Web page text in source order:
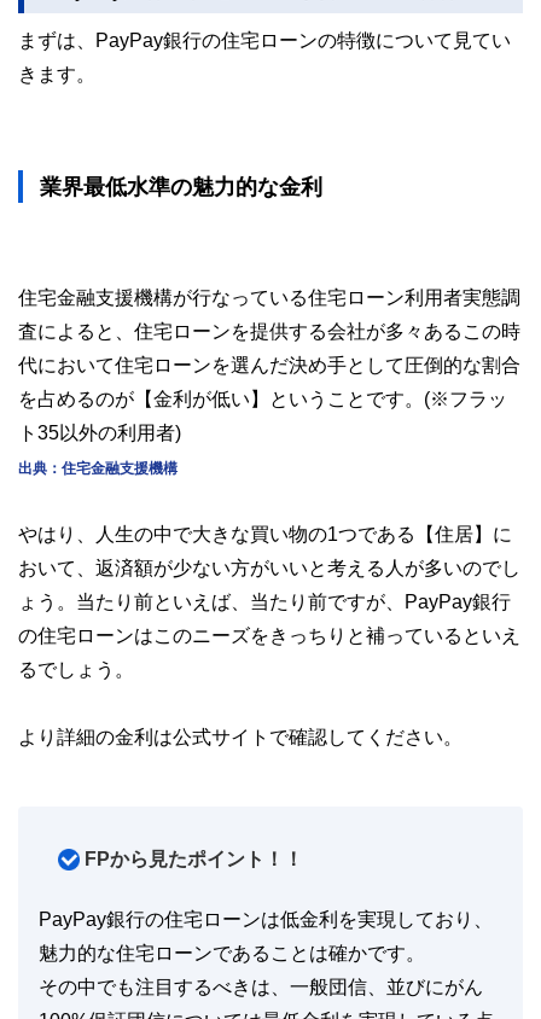
まずは、PayPay銀行の住宅ローンの特徴について見てい
きます。
業界最低水準の魅力的な金利
住宅金融支援機構が行なっている住宅ローン利用者実態調
査によると、住宅ローンを提供する会社が多々あるこの時
代において住宅ローンを選んだ決め手として圧倒的な割合
を占めるのが【金利が低い】ということです。(※フラッ
ト35以外の利用者)
出典：住宅金融支援機構
やはり、人生の中で大きな買い物の1つである【住居】に
おいて、返済額が少ない方がいいと考える人が多いのでし
ょう。当たり前といえば、当たり前ですが、PayPay銀行
の住宅ローンはこのニーズをきっちりと補っているといえ
るでしょう。
より詳細の金利は公式サイトで確認してください。
FPから見たポイント！！
PayPay銀行の住宅ローンは低金利を実現しており、
魅力的な住宅ローンであることは確かです。
その中でも注目するべきは、一般団信、並びにがん